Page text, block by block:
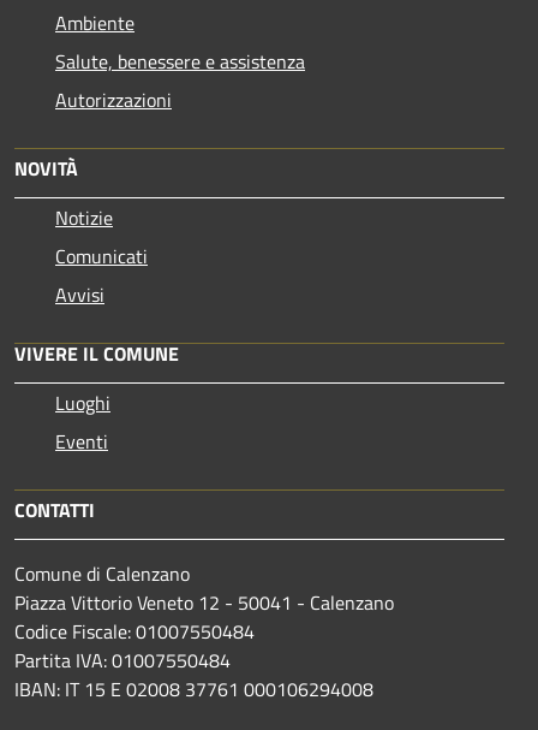
Ambiente
Salute, benessere e assistenza
Autorizzazioni
NOVITÀ
Notizie
Comunicati
Avvisi
VIVERE IL COMUNE
Luoghi
Eventi
CONTATTI
Comune di Calenzano
Piazza Vittorio Veneto 12 - 50041 - Calenzano
Codice Fiscale: 01007550484
Partita IVA: 01007550484
IBAN: IT 15 E 02008 37761 000106294008